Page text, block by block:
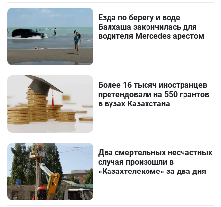
Езда по берегу и воде
Балхаша закончилась для
водителя Mercedes арестом
Более 16 тысяч иностранцев
претендовали на 550 грантов
в вузах Казахстана
Два смертельных несчастных
случая произошли в
«Казахтелекоме» за два дня